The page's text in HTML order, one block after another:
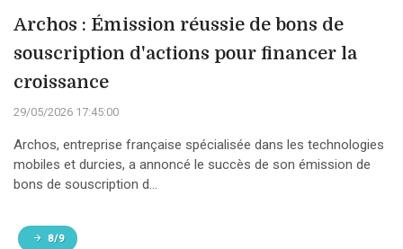
Archos : Émission réussie de bons de
souscription d'actions pour financer la
croissance
29/05/2026 17:45:00
Archos, entreprise française spécialisée dans les technologies
mobiles et durcies, a annoncé le succès de son émission de
bons de souscription d...
8/9